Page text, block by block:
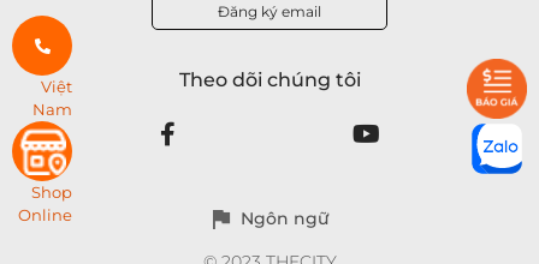
Đăng ký email
Theo dõi chúng tôi
Ngôn ngữ
Việt
Nam
Shop
Online